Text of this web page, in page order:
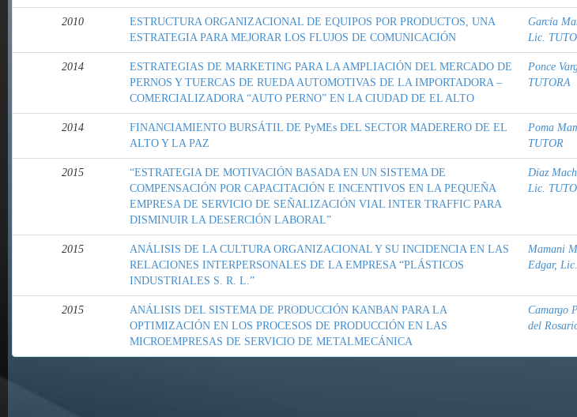
2010
ESTRUCTURA ORGANIZACIONAL DE EQUIPOS POR PRODUCTOS, UNA
ESTRATEGIA PARA MEJORAR LOS FLUJOS DE COMUNICACIÓN
García
Lic.
2014
ESTRATEGIAS DE MARKETING PARA LA AMPLIACIÓN DEL MERCADO DE
PERNOS Y TUERCAS DE RUEDA AUTOMOTIVAS DE LA IMPORTADORA –
COMERCIALIZADORA “AUTO PERNO” EN LA CIUDAD DE EL ALTO
Ponce
TUTORA
2014
FINANCIAMIENTO BURSÁTIL DE PyMEs DEL SECTOR MADERERO DE EL
ALTO Y LA PAZ
Poma
TUTOR
2015
“ESTRATEGIA DE MOTIVACIÓN BASADA EN UN SISTEMA DE
COMPENSACIÓN POR CAPACITACIÓN E INCENTIVOS EN LA PEQUEÑA
EMPRESA DE SERVICIO DE SEÑALIZACIÓN VIAL INTER TRAFFIC PARA
DISMINUIR LA DESERCIÓN LABORAL”
Díaz
Lic.
2015
ANÁLISIS DE LA CULTURA ORGANIZACIONAL Y SU INCIDENCIA EN LAS
RELACIONES INTERPERSONALES DE LA EMPRESA “PLÁSTICOS
INDUSTRIALES S. R. L.”
Mamani
Edgar,
2015
ANÁLISIS DEL SISTEMA DE PRODUCCIÓN KANBAN PARA LA
OPTIMIZACIÓN EN LOS PROCESOS DE PRODUCCIÓN EN LAS
MICROEMPRESAS DE SERVICIO DE METALMECÁNICA
Camargo
del